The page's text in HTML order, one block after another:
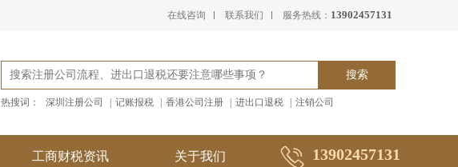
在线咨询 联系我们 服务热线： 13902457131
热搜词： 深圳注册公司 记账报税 香港公司注册 进出口退税 注销公司
工商财税资讯 关于我们 13902457131